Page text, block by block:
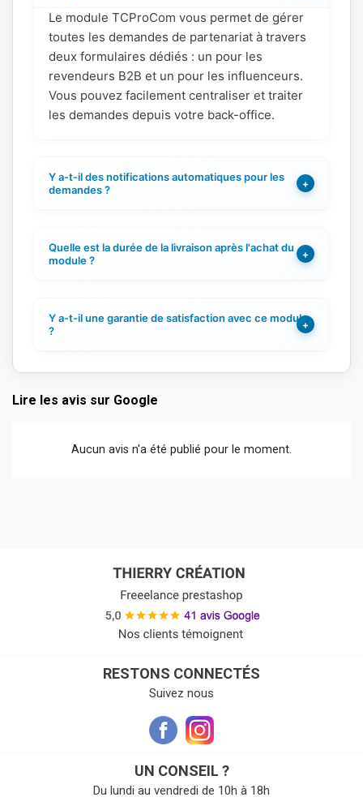
Le module TCProCom vous permet de gérer
toutes les demandes de partenariat à travers
deux formulaires dédiés : un pour les
revendeurs B2B et un pour les influenceurs.
Vous pouvez facilement centraliser et traiter
les demandes depuis votre back-office.
Y a-t-il des notifications automatiques pour les
demandes ?
+
Quelle est la durée de la livraison après l'achat du
module ?
+
Y a-t-il une garantie de satisfaction avec ce module
?
+
Lire les avis sur Google
Aucun avis n'a été publié pour le moment.
RESTONS CONNECTÉS
Suivez nous
UN CONSEIL ?
Du lundi au vendredi de 10h à 18h